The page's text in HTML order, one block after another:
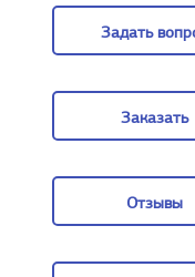
Задать
Заказать
Отзывы